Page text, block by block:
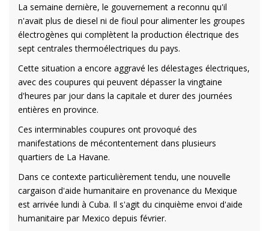
La semaine dernière, le gouvernement a reconnu qu'il
n'avait plus de diesel ni de fioul pour alimenter les groupes
électrogènes qui complètent la production électrique des
sept centrales thermoélectriques du pays.
Cette situation a encore aggravé les délestages électriques,
avec des coupures qui peuvent dépasser la vingtaine
d'heures par jour dans la capitale et durer des journées
entières en province.
Ces interminables coupures ont provoqué des
manifestations de mécontentement dans plusieurs
quartiers de La Havane.
Dans ce contexte particulièrement tendu, une nouvelle
cargaison d'aide humanitaire en provenance du Mexique
est arrivée lundi à Cuba. Il s'agit du cinquième envoi d'aide
humanitaire par Mexico depuis février.